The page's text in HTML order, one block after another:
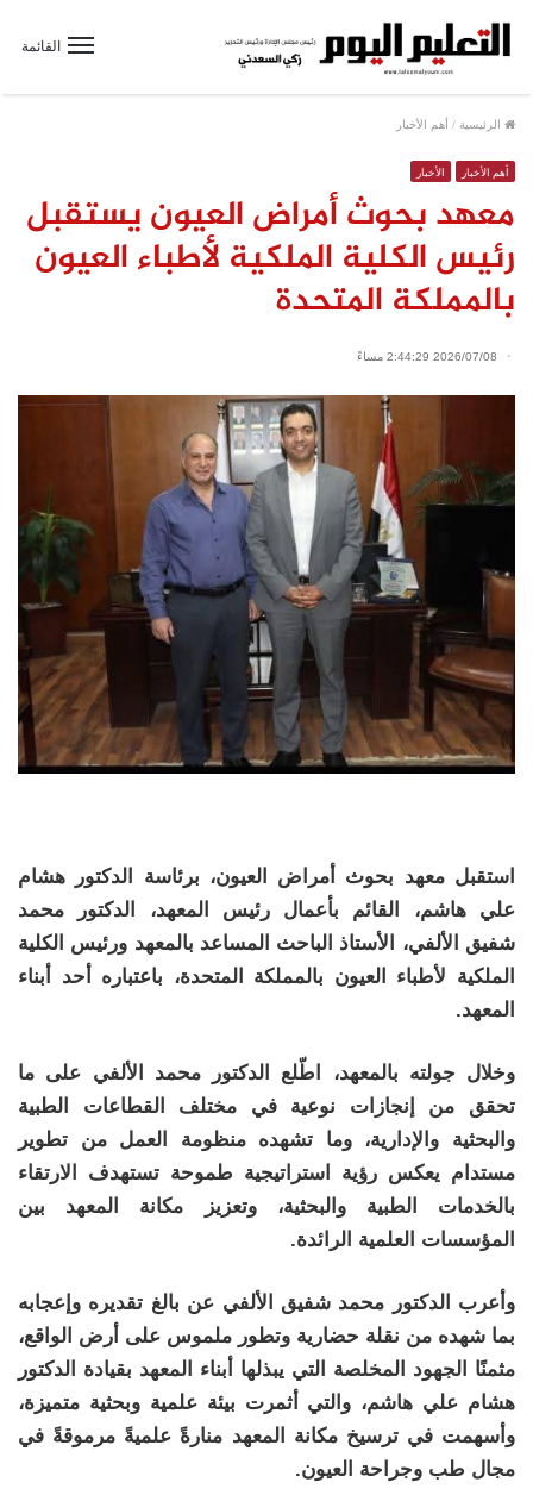
القائمة
الرئيسية / أهم الأخبار
أهم الأخبار الأخبار
معهد بحوث أمراض العيون يستقبل
رئيس الكلية الملكية لأطباء العيون
بالمملكة المتحدة
2026/07/08 2:44:29 مساءً
استقبل معهد بحوث أمراض العيون، برئاسة الدكتور هشام
علي هاشم، القائم بأعمال رئيس المعهد، الدكتور محمد
شفيق الألفي، الأستاذ الباحث المساعد بالمعهد ورئيس الكلية
الملكية لأطباء العيون بالمملكة المتحدة، باعتباره أحد أبناء
المعهد.
وخلال جولته بالمعهد، اطّلع الدكتور محمد الألفي على ما
تحقق من إنجازات نوعية في مختلف القطاعات الطبية
والبحثية والإدارية، وما تشهده منظومة العمل من تطوير
مستدام يعكس رؤية استراتيجية طموحة تستهدف الارتقاء
بالخدمات الطبية والبحثية، وتعزيز مكانة المعهد بين
المؤسسات العلمية الرائدة.
وأعرب الدكتور محمد شفيق الألفي عن بالغ تقديره وإعجابه
بما شهده من نقلة حضارية وتطور ملموس على أرض الواقع،
مثمنًا الجهود المخلصة التي يبذلها أبناء المعهد بقيادة الدكتور
هشام علي هاشم، والتي أثمرت بيئة علمية وبحثية متميزة،
وأسهمت في ترسيخ مكانة المعهد منارةً علميةً مرموقةً في
مجال طب وجراحة العيون.